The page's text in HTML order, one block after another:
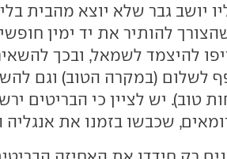
יושב גבר שלא יוצא מהבית
להותיר את יד ימין
להיצמד לשמאל, ובכך
לשלום (במקרה הטוב) וגם
טוב). יש לציין כי הבריטים
שכבשו בזמנו את אנגליה